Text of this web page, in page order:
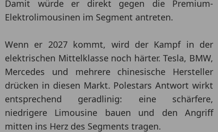
Damit würde er direkt gegen die Premium-
Elektrolimousinen im Segment antreten.
Wenn er 2027 kommt, wird der Kampf in der
elektrischen Mittelklasse noch härter. Tesla, BMW,
Mercedes und mehrere chinesische Hersteller
drücken in diesen Markt. Polestars Antwort wirkt
entsprechend geradlinig: eine schärfere,
niedrigere Limousine bauen und den Angriff
mitten ins Herz des Segments tragen.